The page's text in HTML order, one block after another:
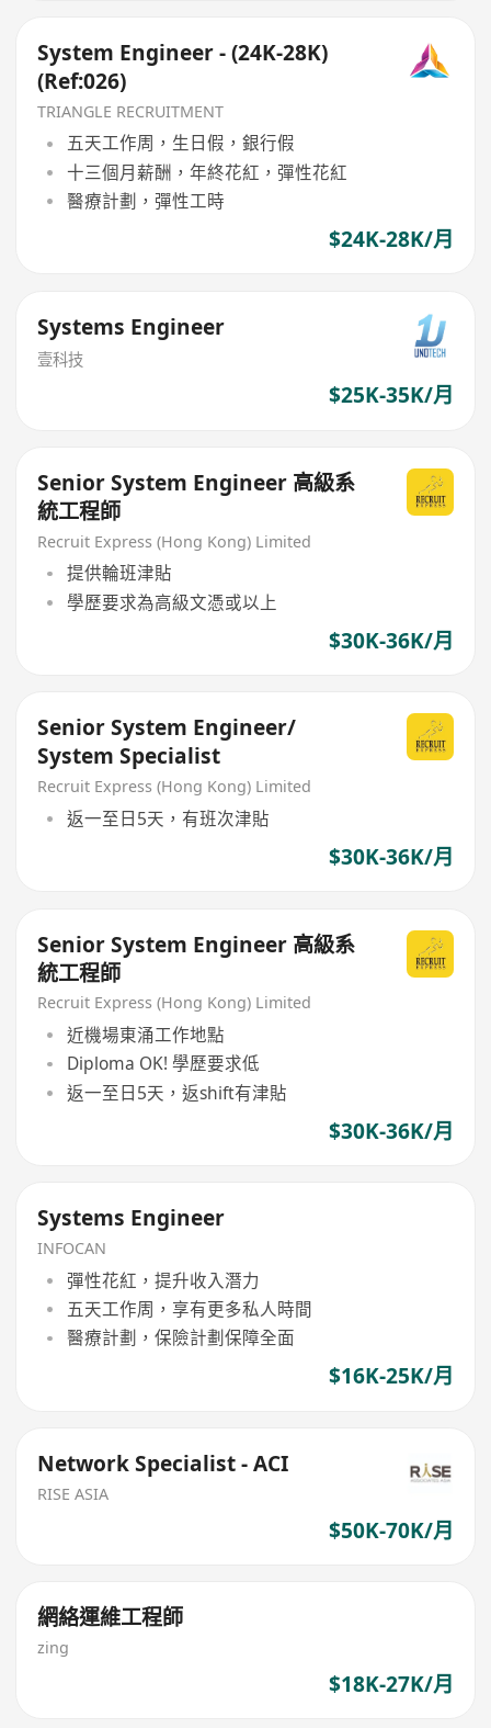
System Engineer - (24K-28K)
(Ref:026)
TRIANGLE RECRUITMENT
五天工作周，生日假，銀行假
十三個月薪酬，年終花紅，彈性花紅
醫療計劃，彈性工時
$24K-28K/月
Systems Engineer
壹科技
$25K-35K/月
Senior System Engineer 高級系
統工程師
Recruit Express (Hong Kong) Limited
提供輪班津貼
學歷要求為高級文憑或以上
$30K-36K/月
Senior System Engineer/
System Specialist
Recruit Express (Hong Kong) Limited
返一至日5天，有班次津貼
$30K-36K/月
Senior System Engineer 高級系
統工程師
Recruit Express (Hong Kong) Limited
近機場東涌工作地點
Diploma OK! 學歷要求低
返一至日5天，返shift有津貼
$30K-36K/月
Systems Engineer
INFOCAN
彈性花紅，提升收入潛力
五天工作周，享有更多私人時間
醫療計劃，保險計劃保障全面
$16K-25K/月
Network Specialist - ACI
RISE ASIA
$50K-70K/月
網絡運維工程師
zing
$18K-27K/月